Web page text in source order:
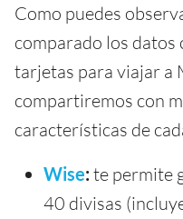
Como puedes
comparado los datos
tarjetas para viajar a
compartiremos con
características de
Wise: te permite
40 divisas